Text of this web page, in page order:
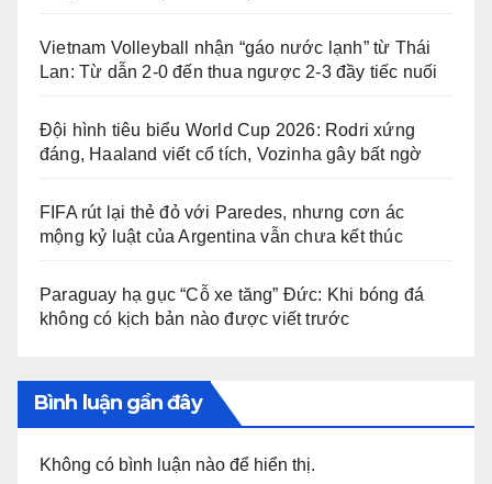
Vietnam Volleyball nhận “gáo nước lạnh” từ Thái
Lan: Từ dẫn 2-0 đến thua ngược 2-3 đầy tiếc nuối
Đội hình tiêu biểu World Cup 2026: Rodri xứng
đáng, Haaland viết cổ tích, Vozinha gây bất ngờ
FIFA rút lại thẻ đỏ với Paredes, nhưng cơn ác
mộng kỷ luật của Argentina vẫn chưa kết thúc
Paraguay hạ gục “Cỗ xe tăng” Đức: Khi bóng đá
không có kịch bản nào được viết trước
Bình luận gần đây
Không có bình luận nào để hiển thị.